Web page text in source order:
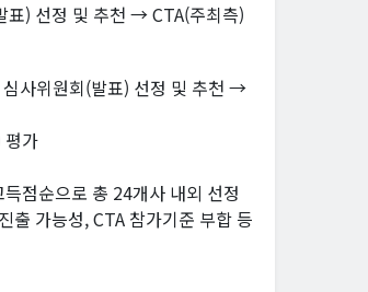
) 선정 및 추천 → CTA(주최측)
사위원회(발표) 선정 및 추천 →
평가
점순으로 총 24개사 내외 선정
출 가능성, CTA 참가기준 부합 등